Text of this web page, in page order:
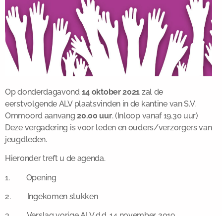
Op donderdagavond 14 oktober 2021 zal de
eerstvolgende ALV plaatsvinden in de kantine van S.V.
Ommoord aanvang20.00 uur. (Inloop vanaf 19.30 uur)
Deze vergadering is voor leden en ouders/verzorgers van
jeugdleden.
Hieronder treft u de agenda.
1. Opening
2. Ingekomen stukken